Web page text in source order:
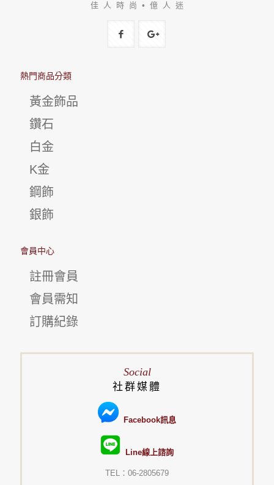
佳 人 時 尚 • 億 人 迷
熱門商品分類
黃金飾品
鑽石
白金
K金
鋼飾
銀飾
會員中心
註冊會員
會員需知
訂購紀錄
Social
社群媒體
Facebook訊息
Line線上諮詢
TEL：06-2805679